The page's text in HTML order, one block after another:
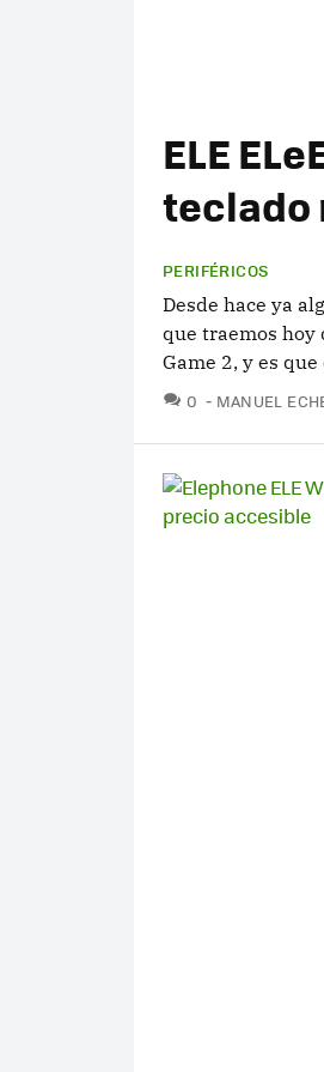
ELE
teclado
PERIFÉRICOS
Desde hace ya
que traemos hoy
Game 2, y es
0 COMENTARIOS
MANUEL